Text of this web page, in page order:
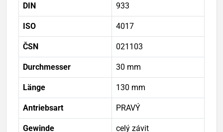
DIN 933
ISO 4017
ČSN 021103
Durchmesser 30 mm
Länge 130 mm
Antriebsart PRAVÝ
Gewinde celý závit